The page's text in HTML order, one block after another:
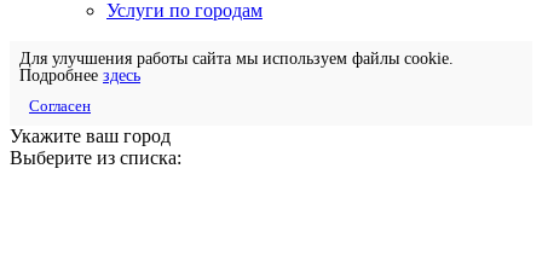
Услуги по городам
Для улучшения работы сайта мы используем файлы cookie.
Подробнее здесь
Согласен
Укажите ваш город
Выберите из списка: